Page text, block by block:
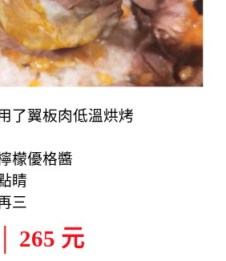
了翼板肉低溫烘烤
檬優格醬
睛
三
265 元